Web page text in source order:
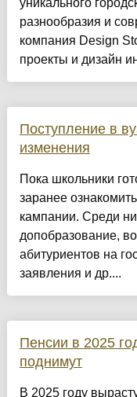
уникального
разнообразия и
компания Design
проекты и дизайн
Поступление в
изменения
Пока школьники
заранее
кампании. Среди
допобразование,
абитуриентов на
заявления и др....
Пенсии в 2025
поднимут
В 2025 году